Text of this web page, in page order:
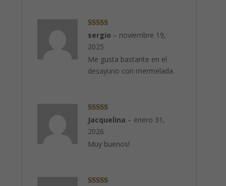
Valorado con
5 de 5
sergio – noviembre 19,
2025
Me gusta bastante en el
desayuno con mermelada.
Valorado con
5de 5
Jacquelina – enero 31,
2026
Muy buenos!